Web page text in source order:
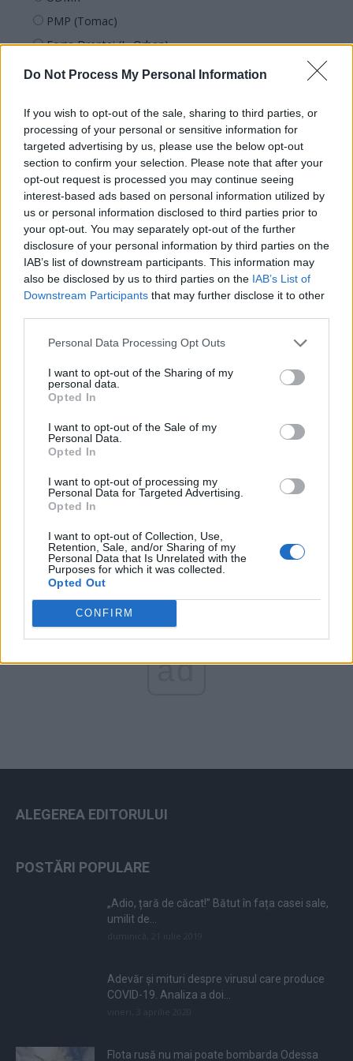
Do Not Process My Personal Information
If you wish to opt-out of the sale, sharing to third parties, or
processing of your personal or sensitive information for
targeted advertising by us, please use the below opt-out
section to confirm your selection. Please note that after your
opt-out request is processed you may continue seeing
interest-based ads based on personal information utilized by
us or personal information disclosed to third parties prior to
your opt-out. You may separately opt-out of the further
disclosure of your personal information by third parties on the
IAB’s list of downstream participants. This information may
also be disclosed by us to third parties on the IAB’s List of
Downstream Participants that may further disclose it to other
Personal Data Processing Opt Outs
I want to opt-out of the Sharing of my
personal data.
Opted In
I want to opt-out of the Sale of my
Personal Data.
Opted In
I want to opt-out of processing my
Personal Data for Targeted Advertising.
Opted In
I want to opt-out of Collection, Use,
Retention, Sale, and/or Sharing of my
Personal Data that Is Unrelated with the
Purposes for which it was collected.
Opted Out
CONFIRM
PMP (Tomac)
Forța Dreptei (L. Orban)
PNȚMM
SENS
SOS (Șoșoacă)
POT (Gavrilă)
PACE (Peia)
Acțiunea Conservatoare (Târziu)
PDF (Lazarus)
PUSL (D. Voiculescu)
PNȚCD (Pavelescu)
PNCR (Terheș)
România pe Primul Loc (Ponta)
Altul
Arhiva sondajelor
ad
ALEGEREA EDITORULUI
POSTĂRI POPULARE
„Adio, țară de căcat!” Bătut în fața casei sale,
umilit de...
Adevăr și mituri despre virusul care produce
COVID-19. Analiza a doi...
Flota rusă nu mai poate bombarda Odessa